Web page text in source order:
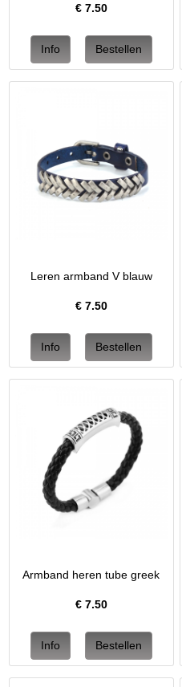
€ 7.50
Leren armband V blauw
€ 7.50
Armband heren tube greek
€ 7.50